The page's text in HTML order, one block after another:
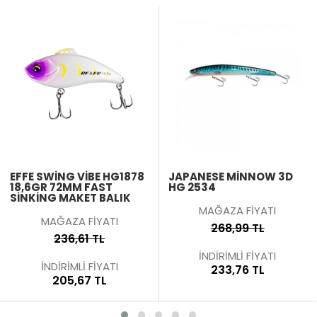
EFFE SWING VIBE HG1878
18,6GR 72MM FAST
SINKING MAKET BALIK
MAĞAZA FİYATI
236,61 TL
İNDİRİMLİ FİYATI
205,67 TL
JAPANESE MİNNOW 3D
HG 2534
MAĞAZA FİYATI
268,99 TL
İNDİRİMLİ FİYATI
233,76 TL